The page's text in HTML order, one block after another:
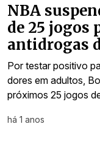
NBA
de 25
antidrogas
Por testar positivo
dores em adultos,
próximos 25 jogos
há 1 anos